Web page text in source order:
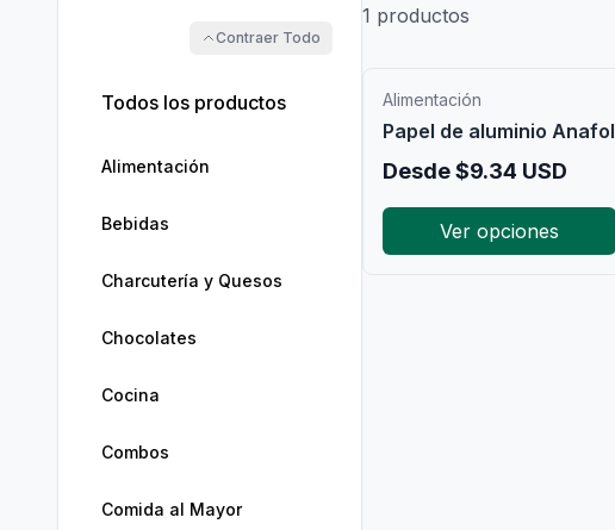
Contraer Todo
Todos los productos
Alimentación
Bebidas
Charcutería y Quesos
Chocolates
Cocina
Combos
Comida al Mayor
1 productos
Alimentación
Papel de aluminio Anafol
Desde$9.34 USD
Ver opciones